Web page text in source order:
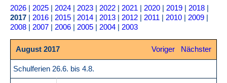
2026 2025 2024 2023 2022 2021 2020 2019 2018
2017
2016 2015 2014 2013 2012 2011 2010 2009
2008
2007 2006 2005 2004 2003
August 2017 Voriger Nächster
Schulferien 26.6. bis 4.8.